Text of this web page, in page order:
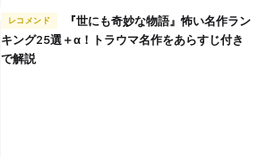
レコメンド
キング25選＋α！トラウマ名作をあらすじ付き
で解説